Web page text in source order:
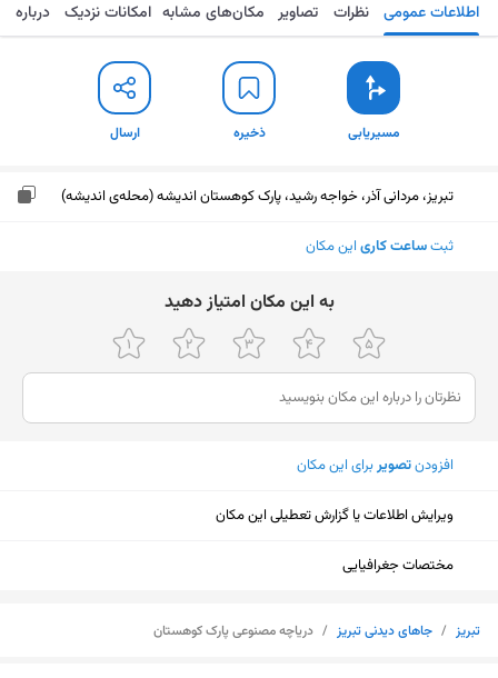
مسیریابی ذخیره ارسال اطلاعات عمومی نظرات تصاویر مکان‌های مشابه امکانات نزدیک درباره
مسیریابی ذخیره ارسال
تبریز، مردانی آذر، خواجه رشید، پارک کوهستان اندیشه (محله‌ی اندیشه)
ثبتساعت کاری این مکان
ﺑﻪ اﯾﻦ ﻣﮑﺎن اﻣﺘﯿﺎز دﻫﯿﺪ
افزودنتصویربرای این مکان
ویرایش اطلاعات یا گزارش تعطیلی این مکان
مختصات جغرافیایی
تبریز / جا‌های دیدنی تبریز / دریاچه مصنوعی پارک کوهستان